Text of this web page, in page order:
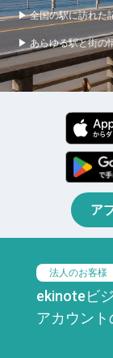
▶ 全国の駅に訪れた
▶ あらゆる駅と街の
ア
法人のお客様
ekinoteビ
アカウント